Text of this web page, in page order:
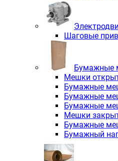
Шаговые
Бумажные
Мешки
Бумажные
Бумажные
Бумажные
Мешки
Бумажные
Бумажный